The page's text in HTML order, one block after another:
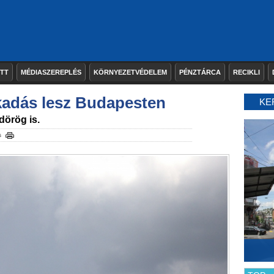
MÉDIASZEREPLÉS KÖRNYEZETVÉDELEM PÉNZTÁRCA RECIKLI
lesz Budapesten
is.